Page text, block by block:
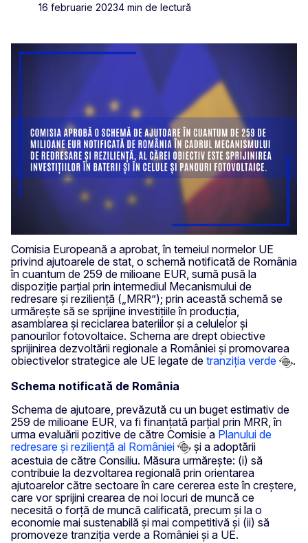
16 februarie 20234 min de lectură
Comisia Europeană a aprobat, în temeiul normelor UE
privind ajutoarele de stat, o schemă notificată de România
în cuantum de 259 de milioane EUR, sumă pusă la
dispoziție parțial prin intermediul Mecanismului de
redresare și reziliență („MRR”); prin această schemă se
urmărește să se sprijine investițiile în producția,
asamblarea și reciclarea bateriilor și a celulelor și
panourilor fotovoltaice. Schema are drept obiective
sprijinirea dezvoltării regionale a României și promovarea
obiectivelor strategice ale UE legate de tranziția verde
.
Schema notificată de România
Schema de ajutoare, prevăzută cu un buget estimativ de
259 de milioane EUR, va fi finanțată parțial prin MRR, în
urma evaluării pozitive de către Comisie a Planului de
redresare și reziliență al României
și a adoptării
acestuia de către Consiliu. Măsura urmărește: (i) să
contribuie la dezvoltarea regională prin orientarea
ajutoarelor către sectoare în care cererea este în creștere,
care vor sprijini crearea de noi locuri de muncă ce
necesită o forță de muncă calificată, precum și la o
economie mai sustenabilă și mai competitivă și (ii) să
promoveze tranziția verde a României și a UE.